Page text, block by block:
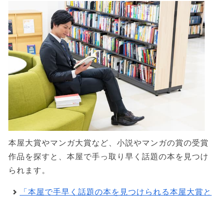
本屋大賞やマンガ大賞など、小説やマンガの賞の受賞
作品を探すと、本屋で手っ取り早く話題の本を見つけ
られます。
「本屋で手早く話題の本を見つけられる本屋大賞と